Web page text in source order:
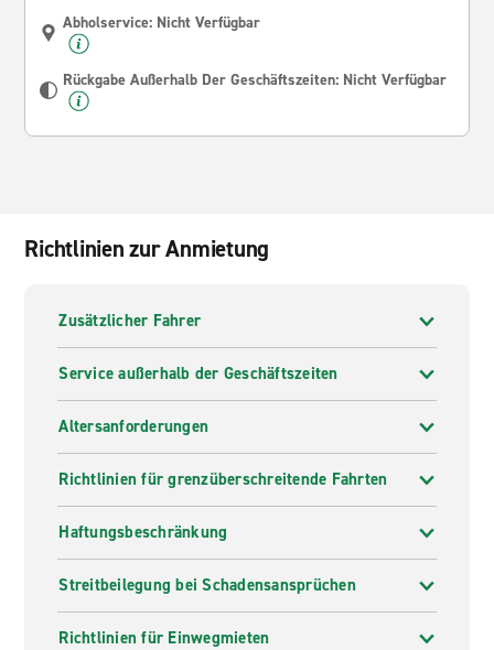
Abholservice: Nicht Verfügbar
Rückgabe Außerhalb Der Geschäftszeiten: Nicht Verfügbar
Richtlinien zur Anmietung
Zusätzlicher Fahrer
Service außerhalb der Geschäftszeiten
Altersanforderungen
Richtlinien für grenzüberschreitende Fahrten
Haftungsbeschränkung
Streitbeilegung bei Schadensansprüchen
Richtlinien für Einwegmieten